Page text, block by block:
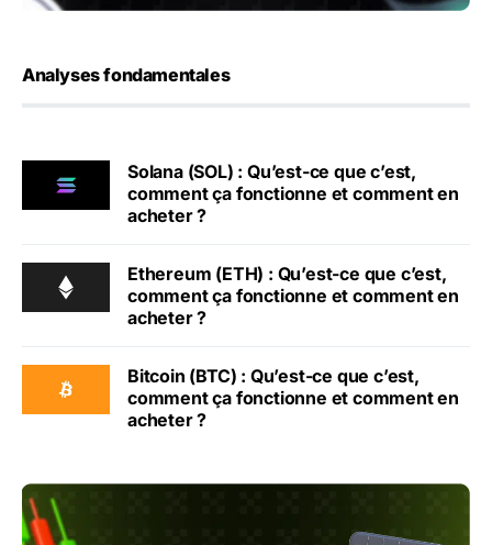
Analyses fondamentales
Solana (SOL) : Qu’est-ce que c’est,
comment ça fonctionne et comment en
acheter ?
Ethereum (ETH) : Qu’est-ce que c’est,
comment ça fonctionne et comment en
acheter ?
Bitcoin (BTC) : Qu’est-ce que c’est,
comment ça fonctionne et comment en
acheter ?